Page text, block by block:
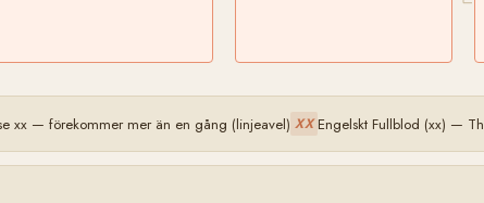
xx — förekommer mer än en gång (linjeavel) XX Engelskt Fullblod (xx) —